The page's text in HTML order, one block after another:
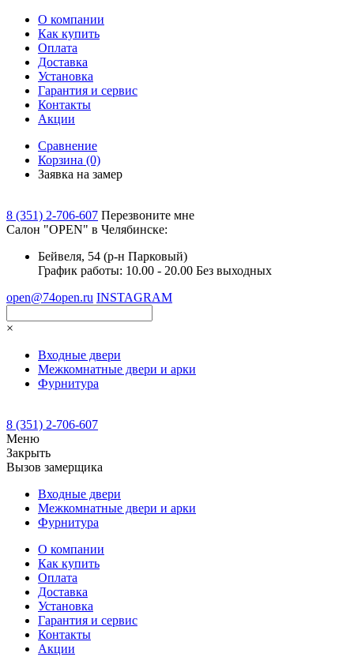
О компании
Как купить
Оплата
Доставка
Установка
Гарантия и сервис
Контакты
Акции
Сравнение
Корзина (0)
Заявка на замер
8 (351) 2-706-607 Перезвоните мне
Cалон "OPEN" в Челябинске:
Бейвеля, 54 (р-н Парковый)
График работы: 10.00 - 20.00 Без выходных
open@74open.ru INSTAGRAM
×
Входные двери
Межкомнатные двери и арки
Фурнитура
8 (351) 2-706-607
Меню
Закрыть
Вызов замерщика
Входные двери
Межкомнатные двери и арки
Фурнитура
О компании
Как купить
Оплата
Доставка
Установка
Гарантия и сервис
Контакты
Акции